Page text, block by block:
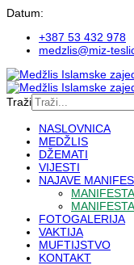
Datum:
+387 53 432 978
medzlis@miz-
Traži
NASLOVNICA
MEDŽLIS
DŽEMATI
VIJESTI
NAJAVE
FOTOGALERIJA
VAKTIJA
MUFTIJSTVO
KONTAKT